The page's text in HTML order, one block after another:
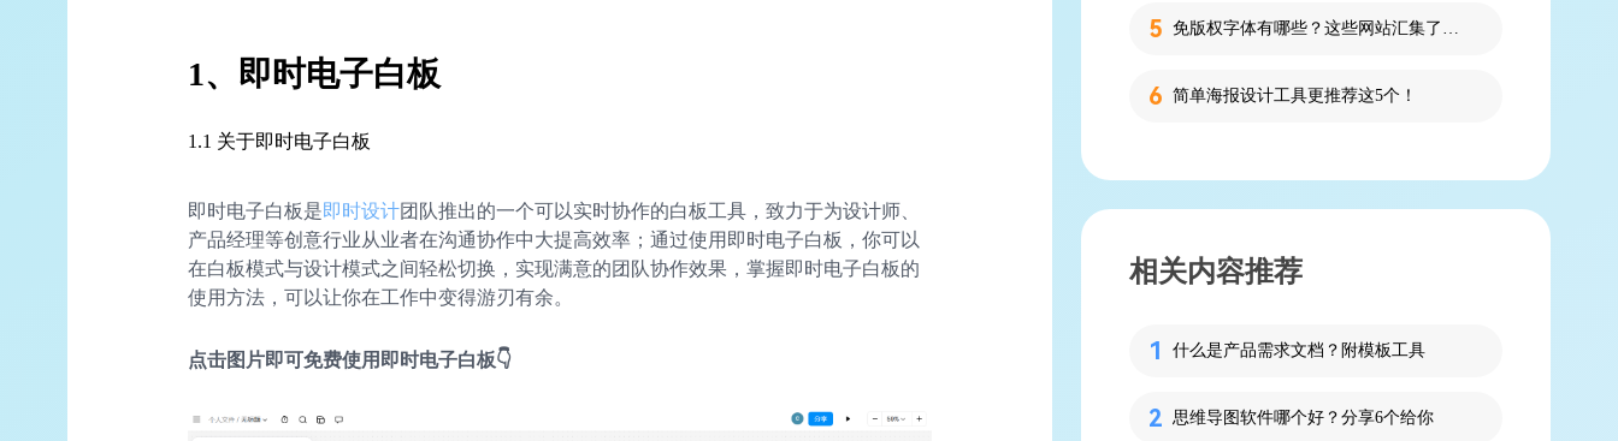
1、即时电子白板
1.1 关于即时电子白板
即时电子白板是即时设计团队推出的一个可以实时协作的白板工具，致力于为设计师、
产品经理等创意行业从业者在沟通协作中大提高效率；通过使用即时电子白板，你可以
在白板模式与设计模式之间轻松切换，实现满意的团队协作效果，掌握即时电子白板的
使用方法，可以让你在工作中变得游刃有余。
点击图片即可免费使用即时电子白板👇
免版权字体有哪些？这些网站汇集了近百款免版权字体！
简单海报设计工具更推荐这5个！
相关内容推荐
什么是产品需求文档？附模板工具
思维导图软件哪个好？分享6个给你